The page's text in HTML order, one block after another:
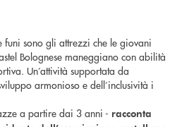
funi sono gli attrezzi che le giovani
Bolognese maneggiano con abilità
Un’attività supportata da
armonioso e dell’inclusività i
a partire dai 3 anni - racconta